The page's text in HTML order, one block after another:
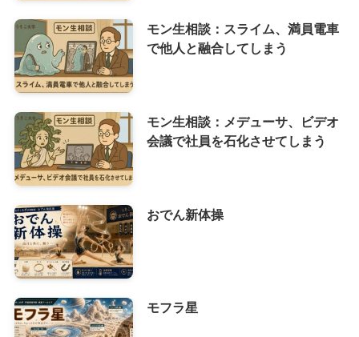
モン生相談：スライム、満員電車
で他人と融合してしまう
モン生相談：メデューサ、ビデオ
会議で社員を石化させてしまう
おでん新体操
モフラ星